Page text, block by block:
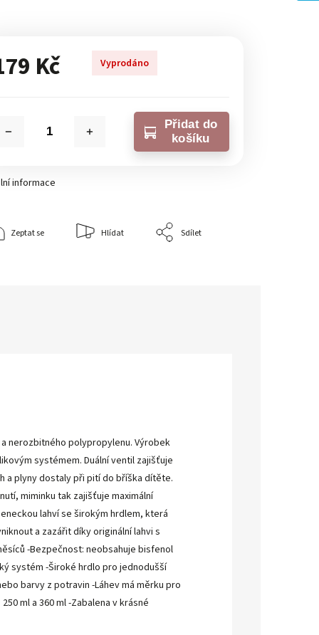
Kč Vyprodáno
Přidat do
košíku
informace
Zeptat se Hlídat Sdílet
nerozbitného polypropylenu. Výrobek
systémem. Duální ventil zajišťuje
a plyny dostaly při pití do bříška dítěte.
miminku tak zajišťuje maximální
lahví se širokým hrdlem, která
a zazářit díky originální lahvi s
-Bezpečnost: neobsahuje bisfenol
systém -Široké hrdlo pro jednodušší
barvy z potravin -Láhev má měrku pro
ml a 360 ml -Zabalena v krásné